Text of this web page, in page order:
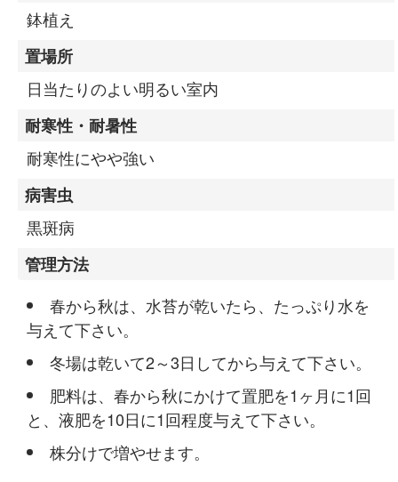
鉢植え
置場所
日当たりのよい明るい室内
耐寒性・耐暑性
耐寒性にやや強い
病害虫
黒斑病
管理方法
春から秋は、水苔が乾いたら、たっぷり水を
与えて下さい。
冬場は乾いて2～3日してから与えて下さい。
肥料は、春から秋にかけて置肥を1ヶ月に1回
と、液肥を10日に1回程度与えて下さい。
株分けで増やせます。